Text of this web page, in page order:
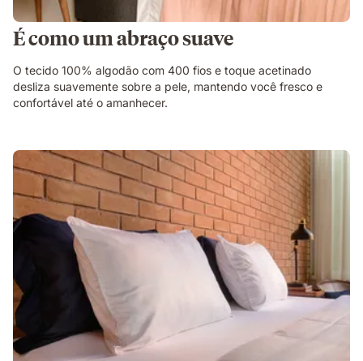
É como um abraço suave
O tecido 100% algodão com 400 fios e toque acetinado
desliza suavemente sobre a pele, mantendo você fresco e
confortável até o amanhecer.